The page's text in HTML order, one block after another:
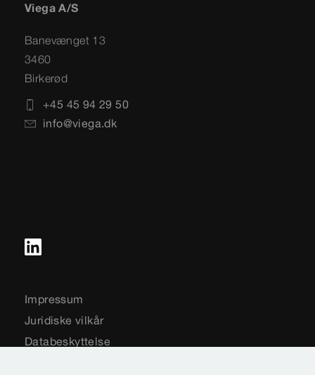
Viega A/S
Banevænget 13
3460
Birkerød
+45 45 94 29 50
info@viega.dk
Impressum
Juridiske vilkår
Databeskyttelse